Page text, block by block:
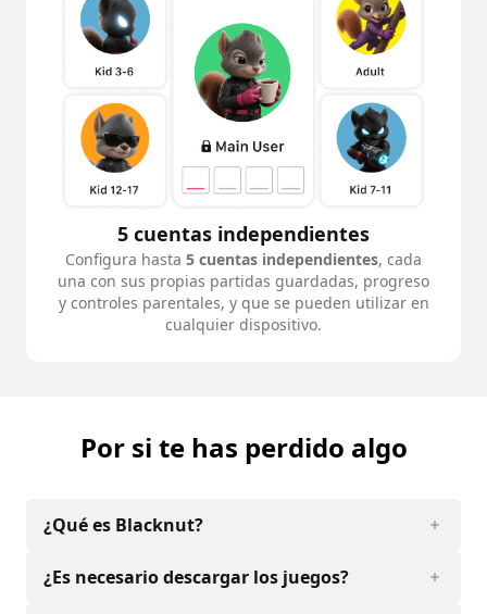
5 cuentas independientes
Configura hasta 5 cuentas independientes, cada
una con sus propias partidas guardadas, progreso
y controles parentales, y que se pueden utilizar en
cualquier dispositivo.
Por si te has perdido algo
¿Qué es Blacknut?
¿Es necesario descargar los juegos?